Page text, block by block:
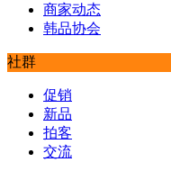
商家动态
韩品协会
社群
促销
新品
拍客
交流